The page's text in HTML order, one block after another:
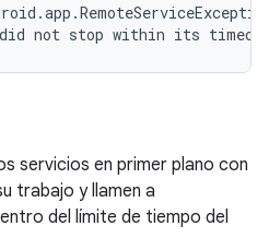
servicios en primer plano con
trabajo y llamen a
del límite de tiempo del